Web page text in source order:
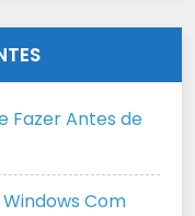
Fazer Antes de
Com